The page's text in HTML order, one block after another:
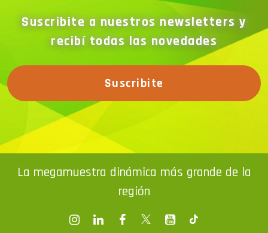
Suscribite a nuestros newsletters y
recibí todas las novedades
Suscribite
La megamuestra dinámica más grande de la
región